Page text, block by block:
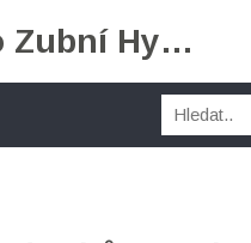
Péče o Zubní Hygienu